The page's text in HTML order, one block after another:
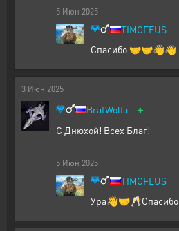
5 Июн 2025
TIMOFEUS
Спасибо 🤝🤝👋👋
3 Июн 2025
BratWolfa +
С Днюхой! Всех Благ!
5 Июн 2025
TIMOFEUS
Ура👋🤝🥂Спасибо